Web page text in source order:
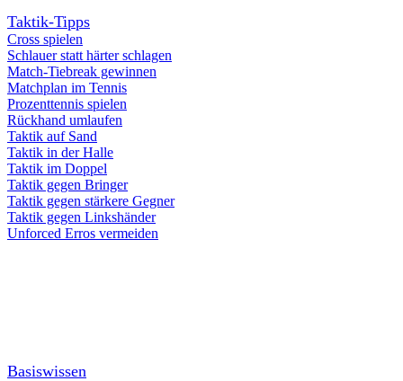
Taktik-Tipps
Cross spielen
Schlauer statt härter schlagen
Match-Tiebreak gewinnen
Matchplan im Tennis
Prozenttennis spielen
Rückhand umlaufen
Taktik auf Sand
Taktik in der Halle
Taktik im Doppel
Taktik gegen Bringer
Taktik gegen stärkere Gegner
Taktik gegen Linkshänder
Unforced Erros vermeiden
Basiswissen